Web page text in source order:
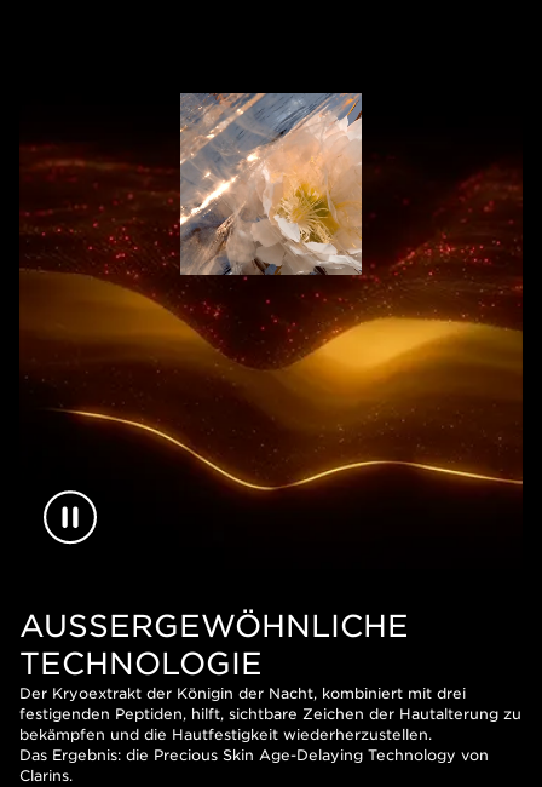
AUSSERGEWÖHNLICHE T
ECHNOLOGIE
Der Kryoextrakt der Königin der Nacht, kombiniert mit drei
festigenden Peptiden, hilft, sichtbare Zeichen der Hautalterung zu
bekämpfen und die Hautfestigkeit wiederherzustellen.
Das Ergebnis: die Precious Skin Age-Delaying Technology von
Clarins.